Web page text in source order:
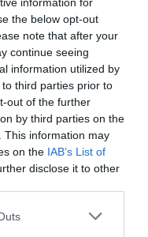
the below opt-out
note that after your
continue seeing
information utilized by
third parties prior to
out of the further
by third parties on the
This information may
on the IAB’s List of
disclose it to other
es la chef
de Elche, quien
usuario de
rápidamente en un